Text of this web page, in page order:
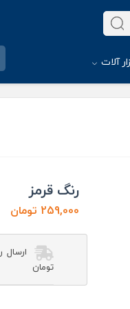
آلات
رنگ قرمز
259,000 تومان
تومان